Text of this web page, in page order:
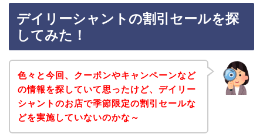
デイリーシャントの割引セールを探
してみた！
色々と今回、クーポンやキャンペーンなど
の情報を探していて思ったけど、デイリー
シャントのお店で季節限定の割引セールな
どを実施していないのかな～